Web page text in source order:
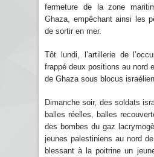
fermeture de la zone
Ghaza, empêchant ainsi les
de sortir en mer.
Tôt lundi, l’artillerie de
frappé deux positions au nord
de Ghaza sous blocus
Dimanche soir, des soldats
balles réelles, balles
des bombes du gaz
jeunes palestiniens au nord
blessant à la poitrine un